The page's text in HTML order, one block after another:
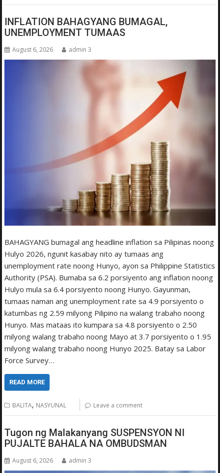
INFLATION BAHAGYANG BUMAGAL,
UNEMPLOYMENT TUMAAS
August 6, 2026 admin 3
BAHAGYANG bumagal ang headline inflation sa Pilipinas noong
Hulyo 2026, ngunit kasabay nito ay tumaas ang
unemployment rate noong Hunyo, ayon sa Philippine Statistics
Authority (PSA). Bumaba sa 6.2 porsiyento ang inflation noong
Hulyo mula sa 6.4 porsiyento noong Hunyo. Gayunman,
tumaas naman ang unemployment rate sa 4.9 porsiyento o
katumbas ng 2.59 milyong Pilipino na walang trabaho noong
Hunyo. Mas mataas ito kumpara sa 4.8 porsiyento o 2.50
milyong walang trabaho noong Mayo at 3.7 porsiyento o 1.95
milyong walang trabaho noong Hunyo 2025. Batay sa Labor
Force Survey…
READ MORE
BALITA, NASYUNAL Leave a comment
Tugon ng Malakanyang SUSPENSYON NI
PUJALTE BAHALA NA OMBUDSMAN
August 6, 2026 admin 3